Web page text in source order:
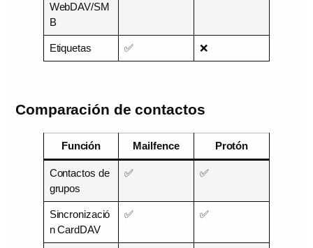
WebDAV/SM
B
Etiquetas ✅ ❌
Comparación de contactos
Función Mailfence Protón
Contactos de
grupos
✅ ✅
Sincronizació
n CardDAV
✅ ✅